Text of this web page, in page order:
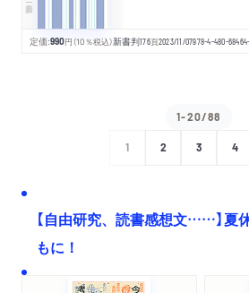
定価:990円 （10％税込）新書判176頁2023/11/07978-4-480-
1-20/88
1 2 3 4
【自由研究、読書感想文……】夏
もに！